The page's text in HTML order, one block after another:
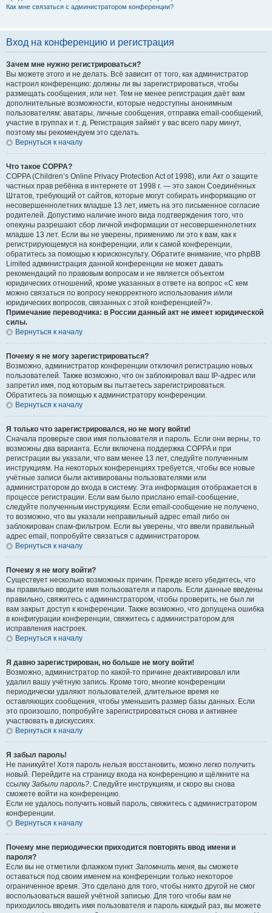
Как мне связаться с администратором конференции?
Вход на конференцию и регистрация
Зачем мне нужно регистрироваться?
Вы можете этого и не делать. Всё зависит от того, как администратор
настроил конференцию: должны ли вы зарегистрироваться, чтобы
размещать сообщения, или нет. Тем не менее регистрация даёт вам
дополнительные возможности, которые недоступны анонимным
пользователям: аватары, личные сообщения, отправка email-сообщений,
участие в группах и т. д. Регистрация займёт у вас всего пару минут,
поэтому мы рекомендуем это сделать.
Вернуться к началу
Что такое COPPA?
COPPA (Children’s Online Privacy Protection Act of 1998), или Акт о защите
частных прав ребёнка в интернете от 1998 г. — это закон Соединённых
Штатов, требующий от сайтов, которые могут собирать информацию от
несовершеннолетних младше 13 лет, иметь на это письменное согласие
родителей. Допустимо наличие иного вида подтверждения того, что
опекуны разрешают сбор личной информации от несовершеннолетних
младше 13 лет. Если вы не уверены, применимо ли это к вам, как к
регистрирующемуся на конференции, или к самой конференции,
обратитесь за помощью к юрисконсульту. Обратите внимание, что phpBB
Limited администрация данной конференции не может давать
рекомендаций по правовым вопросам и не является объектом
юридических отношений, кроме указанных в ответе на вопрос «С кем
можно связаться по вопросу некорректного использования и/или
юридических вопросов, связанных с этой конференцией?».
Примечание переводчика: в России данный акт не имеет юридической
силы.
Вернуться к началу
Почему я не могу зарегистрироваться?
Возможно, администратор конференции отключил регистрацию новых
пользователей. Также возможно, что он заблокировал ваш IP-адрес или
запретил имя, под которым вы пытаетесь зарегистрироваться.
Обратитесь за помощью к администратору конференции.
Вернуться к началу
Я только что зарегистрировался, но не могу войти!
Сначала проверьте свои имя пользователя и пароль. Если они верны, то
возможны два варианта. Если включена поддержка COPPA и при
регистрации вы указали, что вам менее 13 лет, следуйте полученным
инструкциям. На некоторых конференциях требуется, чтобы все новые
учётные записи были активированы пользователями или
администратором до входа в систему. Эта информация отображается в
процессе регистрации. Если вам было прислано email-сообщение,
следуйте полученным инструкциям. Если email-сообщение не получено,
то возможно, что вы указали неправильный адрес email либо он
заблокирован спам-фильтром. Если вы уверены, что ввели правильный
адрес email, попробуйте связаться с администратором.
Вернуться к началу
Почему я не могу войти?
Существует несколько возможных причин. Прежде всего убедитесь, что
вы правильно вводите имя пользователя и пароль. Если данные введены
правильно, свяжитесь с администратором, чтобы проверить, не был ли
вам закрыт доступ к конференции. Также возможно, что допущена ошибка
в конфигурации конференции, свяжитесь с администратором для
исправления настроек.
Вернуться к началу
Я давно зарегистрирован, но больше не могу войти!
Возможно, администратор по какой-то причине деактивировал или
удалил вашу учётную запись. Кроме того, многие конференции
периодически удаляют пользователей, длительное время не
оставляющих сообщения, чтобы уменьшить размер базы данных. Если
это произошло, попробуйте зарегистрироваться снова и активнее
участвовать в дискуссиях.
Вернуться к началу
Я забыл пароль!
Не паникуйте! Хотя пароль нельзя восстановить, можно легко получить
новый. Перейдите на страницу входа на конференцию и щёлкните на
ссылку Забыли пароль?. Следуйте инструкциям, и скоро вы снова
сможете войти на конференцию.
Если не удалось получить новый пароль, свяжитесь с администратором
конференции.
Вернуться к началу
Почему мне периодически приходится повторять ввод имени и
пароля?
Если вы не отметили флажком пункт Запомнить меня, вы сможете
оставаться под своим именем на конференции только некоторое
ограниченное время. Это сделано для того, чтобы никто другой не смог
воспользоваться вашей учётной записью. Для того чтобы вам не
приходилось вводить имя пользователя и пароль каждый раз, вы можете